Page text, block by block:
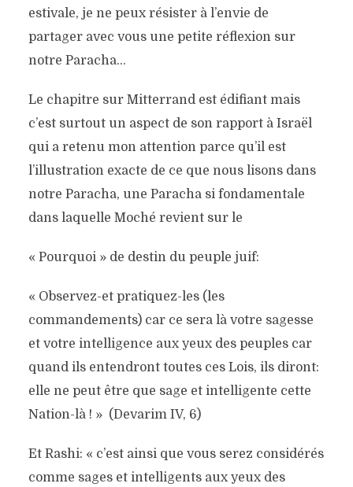
estivale, je ne peux résister à l’envie de
partager avec vous une petite réflexion sur
notre Paracha…
Le chapitre sur Mitterrand est édifiant mais
c’est surtout un aspect de son rapport à Israël
qui a retenu mon attention parce qu’il est
l’illustration exacte de ce que nous lisons dans
notre Paracha, une Paracha si fondamentale
dans laquelle Moché revient sur le
« Pourquoi » de destin du peuple juif:
« Observez-et pratiquez-les (les
commandements) car ce sera là votre sagesse
et votre intelligence aux yeux des peuples car
quand ils entendront toutes ces Lois, ils diront:
elle ne peut être que sage et intelligente cette
Nation-là ! » (Devarim IV, 6)
Et Rashi: « c’est ainsi que vous serez considérés
comme sages et intelligents aux yeux des